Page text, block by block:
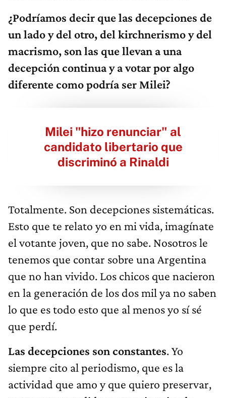
¿Podríamos decir que las decepciones de
un lado y del otro, del kirchnerismo y del
macrismo, son las que llevan a una
decepción continua y a votar por algo
diferente como podría ser Milei?
Milei "hizo renunciar" al
candidato libertario que
discriminó a Rinaldi
Totalmente. Son decepciones sistemáticas.
Esto que te relato yo en mi vida, imagínate
el votante joven, que no sabe. Nosotros le
tenemos que contar sobre una Argentina
que no han vivido. Los chicos que nacieron
en la generación de los dos mil ya no saben
lo que es todo esto que al menos yo sí sé
que perdí.
Las decepciones son constantes. Yo
siempre cito al periodismo, que es la
actividad que amo y que quiero preservar,